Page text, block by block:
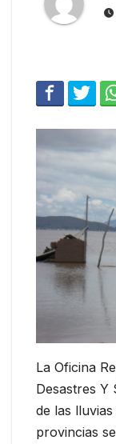
La Oficina
Desastres Y
de las
provincias